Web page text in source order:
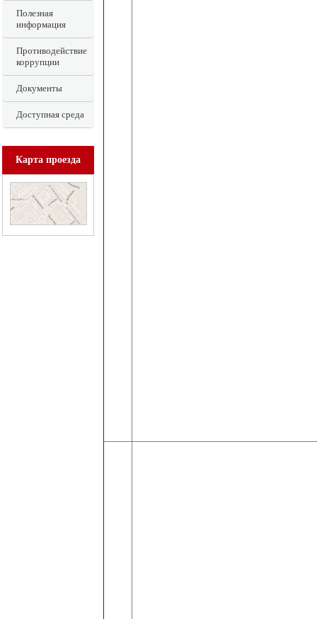
Полезная
информация
Противодействие
коррупции
Документы
Доступная среда
Карта проезда